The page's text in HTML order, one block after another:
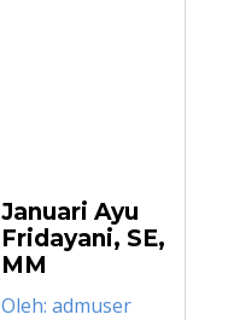
Januari Ayu
Fridayani, SE,
MM
Oleh: admuser